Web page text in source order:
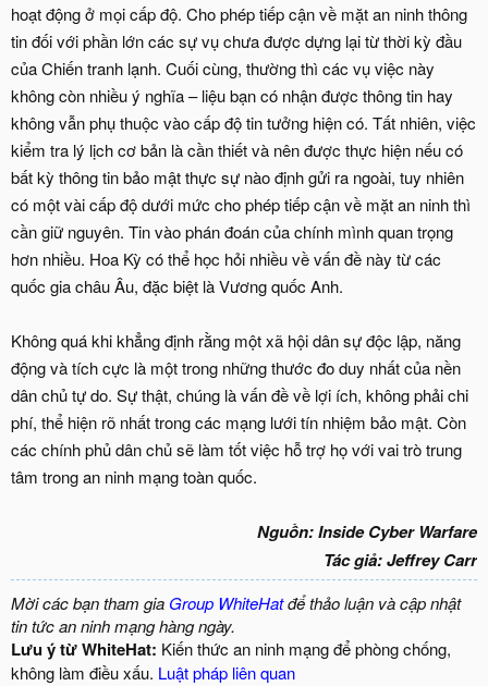
hoạt động ở mọi cấp độ. Cho phép tiếp cận về mặt an ninh thông
tin đối với phần lớn các sự vụ chưa được dựng lại từ thời kỳ đầu
của Chiến tranh lạnh. Cuối cùng, thường thì các vụ việc này
không còn nhiều ý nghĩa – liệu bạn có nhận được thông tin hay
không vẫn phụ thuộc vào cấp độ tin tưởng hiện có. Tất nhiên, việc
kiểm tra lý lịch cơ bản là cần thiết và nên được thực hiện nếu có
bất kỳ thông tin bảo mật thực sự nào định gửi ra ngoài, tuy nhiên
có một vài cấp độ dưới mức cho phép tiếp cận về mặt an ninh thì
cần giữ nguyên. Tin vào phán đoán của chính mình quan trọng
hơn nhiều. Hoa Kỳ có thể học hỏi nhiều về vấn đề này từ các
quốc gia châu Âu, đặc biệt là Vương quốc Anh.
Không quá khi khẳng định rằng một xã hội dân sự độc lập, năng
động và tích cực là một trong những thước đo duy nhất của nền
dân chủ tự do. Sự thật, chúng là vấn đề về lợi ích, không phải chi
phí, thể hiện rõ nhất trong các mạng lưới tín nhiệm bảo mật. Còn
các chính phủ dân chủ sẽ làm tốt việc hỗ trợ họ với vai trò trung
tâm trong an ninh mạng toàn quốc.
Nguồn: Inside Cyber Warfare
Tác giả: Jeffrey Carr
Mời các bạn tham gia Group WhiteHatđể thảo luận và cập nhật
tin tức an ninh mạng hàng ngày.
Lưu ý từ WhiteHat: Kiến thức an ninh mạng để phòng chống,
không làm điều xấu. Luật pháp liên quan